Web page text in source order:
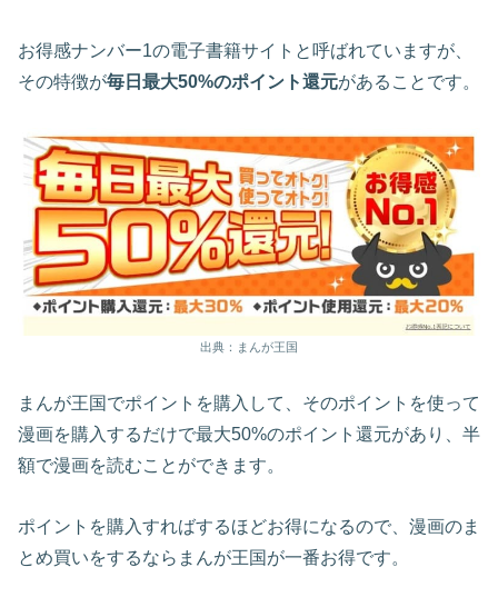
お得感ナンバー1の電子書籍サイトと呼ばれていますが、
その特徴が毎日最大50%のポイント還元があることです。
出典：まんが王国
まんが王国でポイントを購入して、そのポイントを使って
漫画を購入するだけで最大50%のポイント還元があり、半
額で漫画を読むことができます。
ポイントを購入すればするほどお得になるので、漫画のま
とめ買いをするならまんが王国が一番お得です。